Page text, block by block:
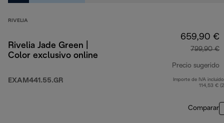
RIVELIA
Rivelia Jade Green |
Color exclusivo online
EXAM441.55.GR
659,90 €
799,90 €
Precio sugerido
Importe de IVA
114,53 €
Comparar